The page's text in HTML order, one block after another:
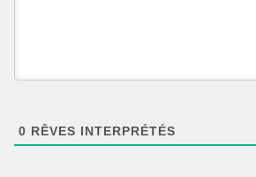
0 RÊVES INTERPRÉTÉS